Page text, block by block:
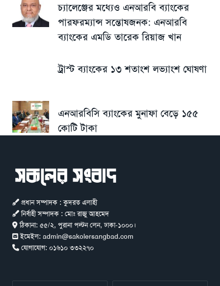
চ্যালেঞ্জের মধ্যেও এনআরবি ব্যাংকের
পারফরম্যান্স সন্তোষজনক: এনআরবি
ব্যাংকের এমডি তারেক রিয়াজ খান
ট্রাস্ট ব্যাংকের ১৩ শতাংশ লভ্যাংশ ঘোষণা
এনআরবিসি ব্যাংকের মুনাফা বেড়ে ১৫৫
কোটি টাকা
প্রধান সম্পাদক : কুদরত এলাহী
নির্বাহী সম্পাদক : মোঃ রাজু আহমেদ
ঠিকানা: ৫৫/২, পুরানা পল্টন লেন, ঢাকা-১০০০।
ইমেইল: admin@sakolersangbad.com
যোগাযোগ: ০১৬১০ ৩৩২২৭০